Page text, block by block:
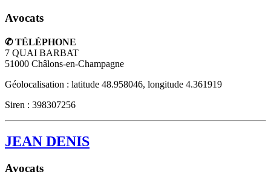
Avocats
✆ TÉLÉPHONE
7 QUAI BARBAT
51000 Châlons-en-Champagne
Géolocalisation : latitude 48.958046, longitude 4.361919
Siren : 398307256
JEAN DENIS
Avocats